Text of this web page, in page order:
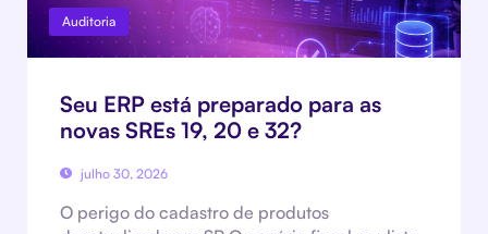
Auditoria
Seu ERP está preparado para as
novas SREs 19, 20 e 32?
julho 30, 2026
O perigo do cadastro de produtos